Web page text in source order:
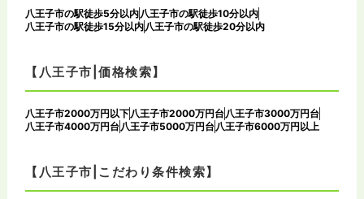
八王子市の駅徒歩5分以内 八王子市の駅徒歩10分以内
八王子市の駅徒歩15分以内 八王子市の駅徒歩20分以内
【八王子市|価格検索】
八王子市2000万円以下 八王子市2000万円台 八王子市3000万円台
八王子市4000万円台 八王子市5000万円台 八王子市6000万円以上
【八王子市|こだわり条件検索】